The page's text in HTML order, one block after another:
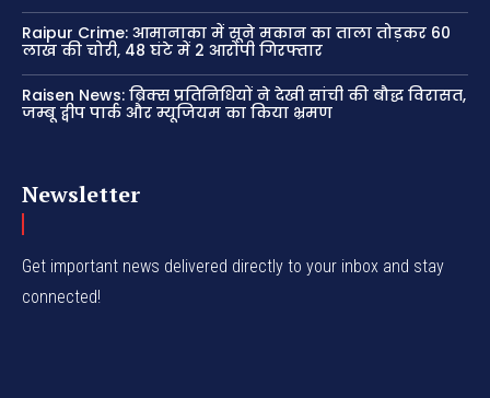
Raipur Crime: आमानाका में सूने मकान का ताला तोड़कर 60
लाख की चोरी, 48 घंटे में 2 आरोपी गिरफ्तार
Raisen News: ब्रिक्स प्रतिनिधियों ने देखी सांची की बौद्ध विरासत,
जम्बू द्वीप पार्क और म्यूजियम का किया भ्रमण
Newsletter
Get important news delivered directly to your inbox and stay
connected!